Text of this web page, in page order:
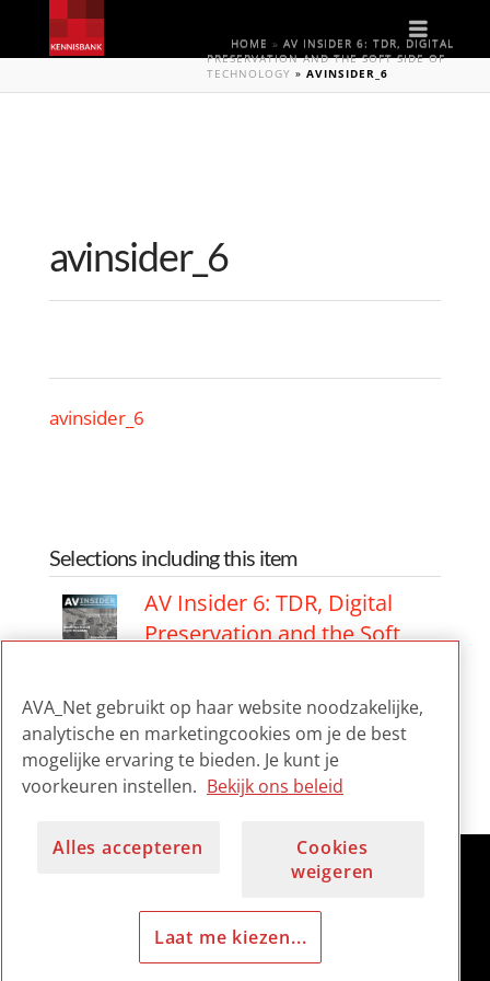
HOME » AV INSIDER 6: TDR, DIGITAL
PRESERVATION AND THE SOFT SIDE OF
TECHNOLOGY » AVINSIDER_6
avinsider_6
avinsider_6
Selections including this item
AV Insider 6: TDR, Digital
Preservation and the Soft
AV Insider 6: TDR, Digital
Preservation and the Soft
Side of Technology
AVA_Net gebruikt op haar website noodzakelijke,
analytische en marketingcookies om je de best
mogelijke ervaring te bieden. Je kunt je
voorkeuren instellen. Bekijk ons beleid
Alles accepteren
Cookies
weigeren
Laat me kiezen...